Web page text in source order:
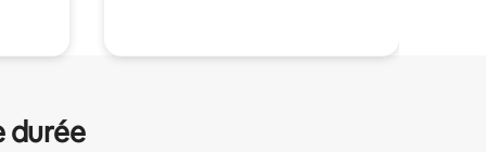
durée